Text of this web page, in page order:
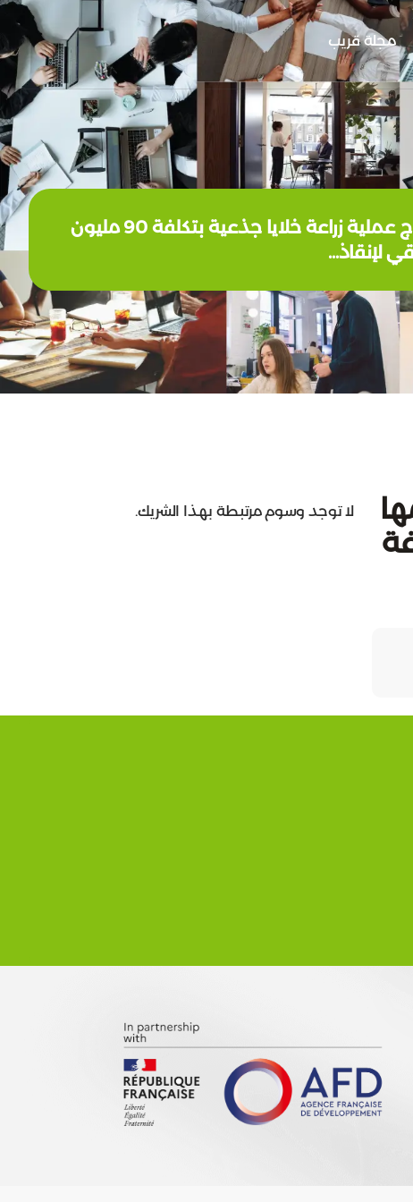
مجلة قريب
# صوتي ديما، طفلة من الفلوجة تعاني مرضاً نادراً يحوّل جسمها إلى تراب بسبب آثار الحروب. تحتاج عملية زراعة خلايا جذعية بتكلفة 90 مليون
لا توجد وسوم مرتبطة بهذا الشريك.